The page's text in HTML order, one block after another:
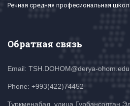
Речная средняя професиональная
Обратная связь
Email: TSH.DOHOM@derya-
Phone: +993(422)74452
Туркменабад, улица Гурбансолтан